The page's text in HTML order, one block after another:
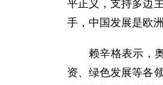
平正义，支持多边
手，中国发展是欧
赖辛格表示，
资、绿色发展等各